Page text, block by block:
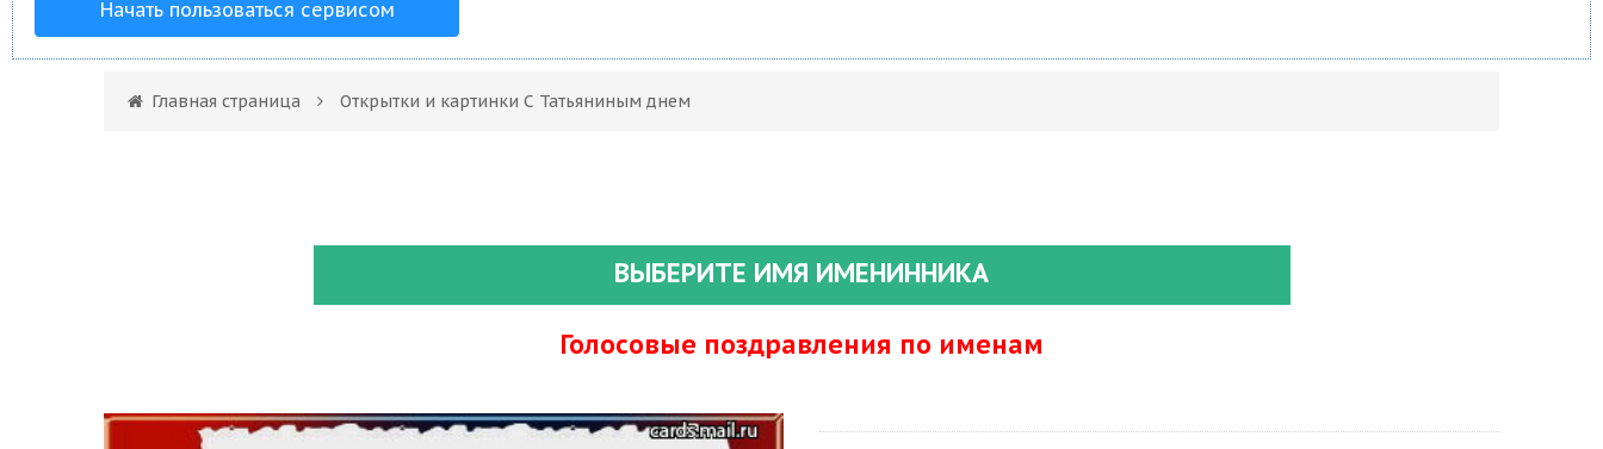
Начать пользоваться сервисом
Главная страница Открытки и картинки С Татьяниным днем
ВЫБЕРИТЕ ИМЯ ИМЕНИННИКА
Голосовые поздравления по именам